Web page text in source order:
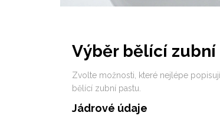
Výběr bělící zubní
Zvolte možnosti, které nejlépe
bělící zubní pastu.
Jádrové údaje